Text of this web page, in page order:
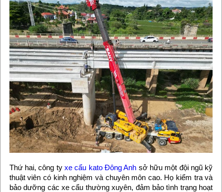
Thứ hai, công tyxe cẩu kato Đông Anh sở hữu một đội ngũ kỹ
thuật viên có kinh nghiệm và chuyên môn cao. Họ kiểm tra và
bảo dưỡng các xe cẩu thường xuyên, đảm bảo tình trạng hoạt